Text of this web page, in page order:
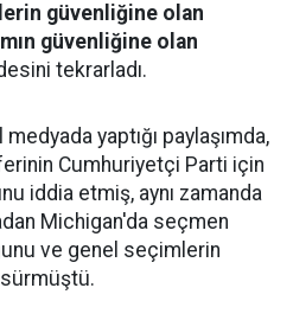
güvenliğine olan
güvenliğine olan
tekrarladı.
yaptığı paylaşımda,
Cumhuriyetçi Parti için
iddia etmiş, aynı zamanda
Michigan'da seçmen
ve genel seçimlerin